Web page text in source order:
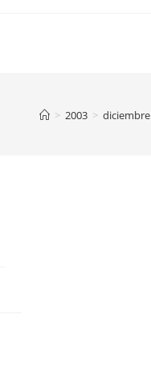
> 2003 > diciembre